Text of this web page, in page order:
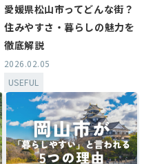
愛媛県松山市ってどんな街？
住みやすさ・暮らしの魅力を
徹底解説
2026.02.05
USEFUL